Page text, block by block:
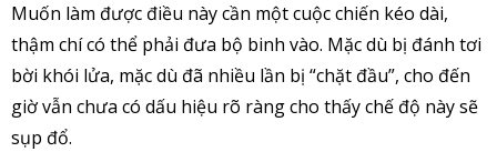
Muốn làm được điều này cần một cuộc chiến kéo dài,
thậm chí có thể phải đưa bộ binh vào. Mặc dù bị đánh tơi
bời khói lửa, mặc dù đã nhiều lần bị “chặt đầu”, cho đến
giờ vẫn chưa có dấu hiệu rõ ràng cho thấy chế độ này sẽ
sụp đổ.